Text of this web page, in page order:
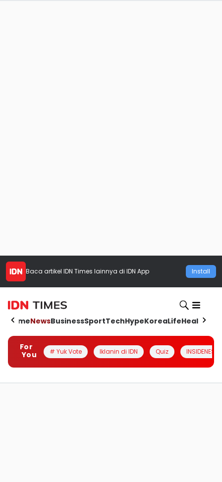
Baca artikel IDN Times lainnya di IDN App Install
HomeNewsBusinessSportTechHypeKoreaLifeHealth
For
You
# Yuk Vote Iklanin di IDN Quiz INSIDENESIA